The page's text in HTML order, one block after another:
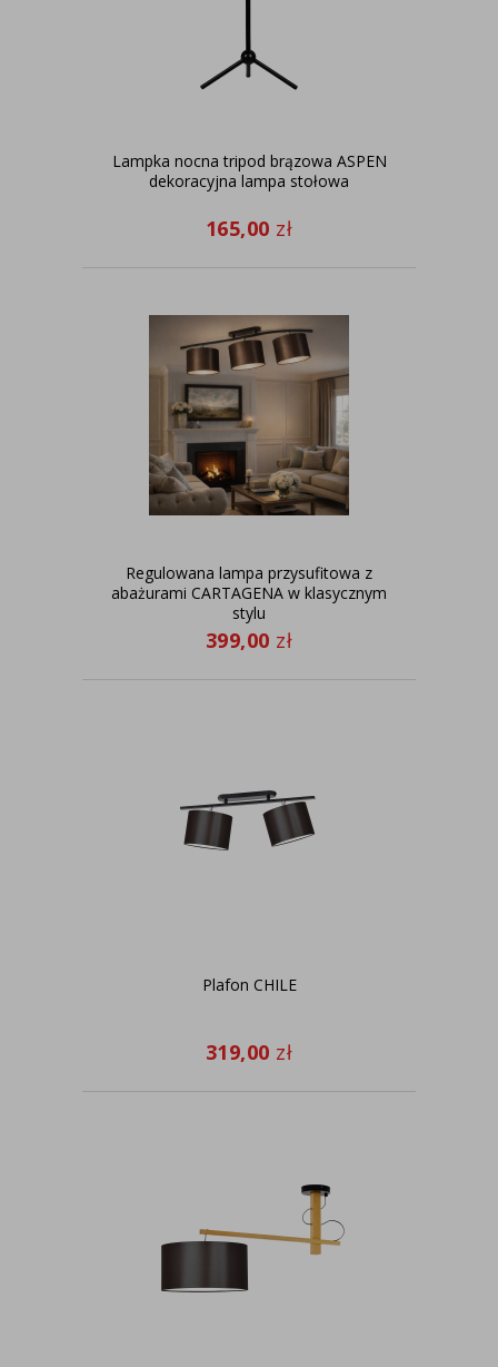
Lampka nocna tripod brązowa ASPEN
dekoracyjna lampa stołowa
165,00 zł
Regulowana lampa przysufitowa z
abażurami CARTAGENA w klasycznym
stylu
399,00 zł
Plafon CHILE
319,00 zł